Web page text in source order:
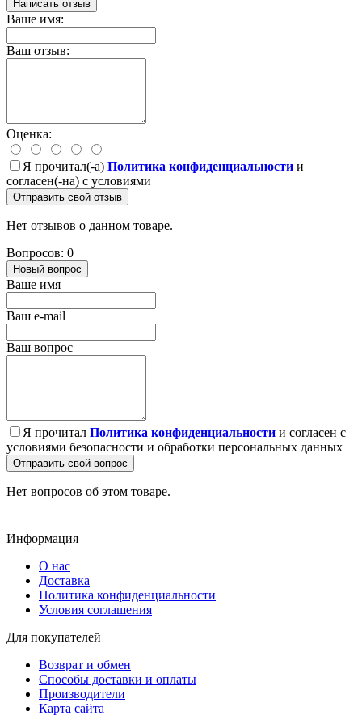
Написать отзыв
Ваше имя:
Ваш отзыв:
Оценка:
Я прочитал(-а) Политика конфиденциальности и
согласен(-на) с условиями
Отправить свой отзыв
Нет отзывов о данном товаре.
Вопросов: 0
Новый вопрос
Ваше имя
Ваш e-mail
Ваш вопрос
Я прочитал Политика конфиденциальности и согласен с
условиями безопасности и обработки персональных данных
Отправить свой вопрос
Нет вопросов об этом товаре.
Информация
О нас
Доставка
Политика конфиденциальности
Условия соглашения
Для покупателей
Возврат и обмен
Способы доставки и оплаты
Производители
Карта сайта